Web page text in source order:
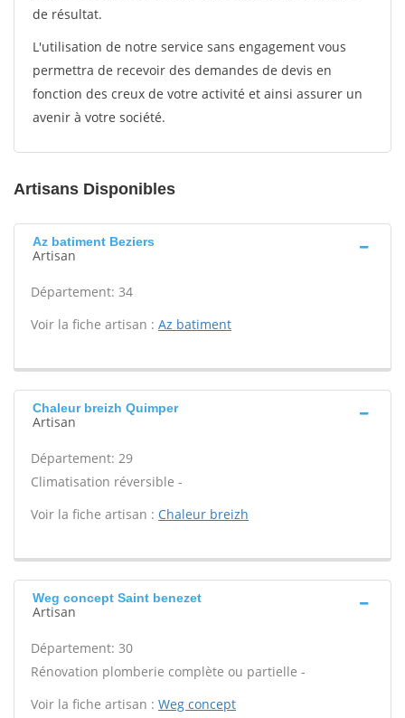
de résultat.
L'utilisation de notre service sans engagement vous
permettra de recevoir des demandes de devis en
fonction des creux de votre activité et ainsi assurer un
avenir à votre société.
Artisans Disponibles
Az batiment Beziers
Artisan
Département: 34
Voir la fiche artisan : Az batiment
Chaleur breizh Quimper
Artisan
Département: 29
Climatisation réversible -
Voir la fiche artisan : Chaleur breizh
Weg concept Saint benezet
Artisan
Département: 30
Rénovation plomberie complète ou partielle -
Voir la fiche artisan : Weg concept